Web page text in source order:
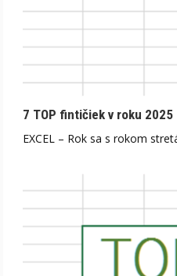
7 TOP fintičiek v roku 2025
EXCEL – Rok sa s rokom